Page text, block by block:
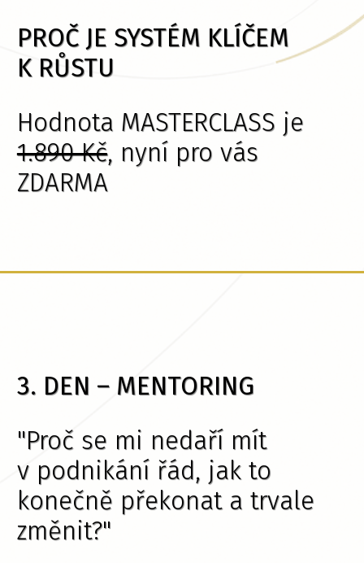
PROČ JE SYSTÉM KLÍČEM
K RŮSTU
Hodnota MASTERCLASS je
1.890 Kč, nyní pro vás
ZDARMA
3. DEN – MENTORING
"Proč se mi nedaří mít
v podnikání řád, jak to
konečně překonat a trvale
změnit?"